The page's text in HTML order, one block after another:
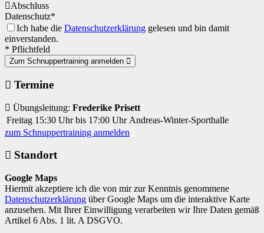
Abschluss
Datenschutz*
Ich habe die Datenschutzerklärung gelesen und bin damit
einverstanden.
* Pflichtfeld
Zum Schnuppertraining anmelden
Termine
Übungsleitung: Frederike Prisett
Freitag 15:30 Uhr bis 17:00 Uhr Andreas-Winter-Sporthalle
zum Schnuppertraining anmelden
Standort
Google Maps
Hiermit akzeptiere ich die von mir zur Kenntnis genommene
Datenschutzerklärung über Google Maps um die interaktive Karte
anzusehen. Mit Ihrer Einwilligung verarbeiten wir Ihre Daten gemäß
Artikel 6 Abs. 1 lit. A DSGVO.